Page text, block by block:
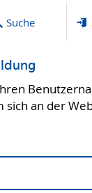
Suche
sich an der